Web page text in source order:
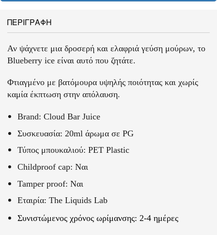
ΠΕΡΙΓΡΑΦΗ
Αν ψάχνετε μια δροσερή και ελαφριά γεύση μούρων, το
Blueberry ice είναι αυτό που ζητάτε.
Φτιαγμένο με βατόμουρα υψηλής ποιότητας και χωρίς
καμία έκπτωση στην απόλαυση.
Brand: Cloud Bar Juice
Συσκευασία: 20ml άρωμα σε PG
Τύπος μπουκαλιού: PET Plastic
Childproof cap: Ναι
Tamper proof: Ναι
Εταιρία: The Liquids Lab
Συνιστώμενος χρόνος ωρίμανσης: 2-4 ημέρες